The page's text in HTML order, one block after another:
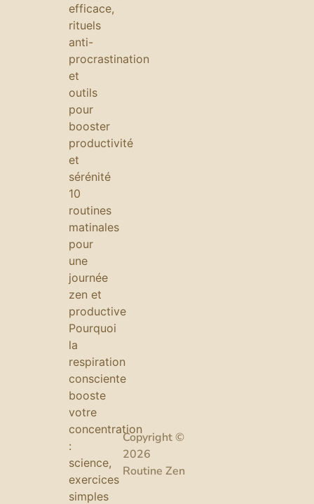
efficace,
rituels
anti-
procrastination
et
outils
pour
booster
productivité
et
sérénité
10
routines
matinales
pour
une
journée
zen et
productive
Pourquoi
la
respiration
consciente
booste
votre
concentration
:
science,
exercices
simples
Copyright ©
2026
Routine Zen